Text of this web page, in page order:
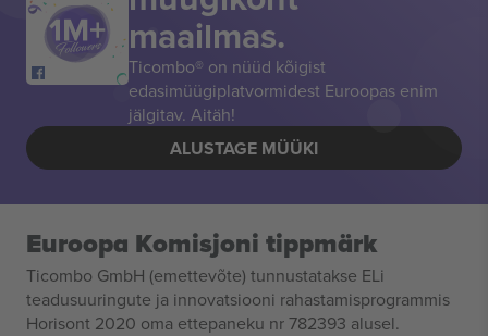
maailmas.
Ticombo® on nüüd kõigist
edasimüügiplatvormidest Euroopas enim
jälgitav. Aitäh!
ALUSTAGE MÜÜKI
Euroopa Komisjoni tippmärk
Ticombo GmbH (emettevõte) tunnustatakse ELi
teadusuuringute ja innovatsiooni rahastamisprogrammis
Horisont 2020 oma ettepaneku nr 782393 alusel.